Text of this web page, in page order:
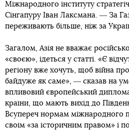
Міжнародного інституту
Сінгапуру Іван Лаксмана. ― За
переживають більше, ніж за
Загалом, Азія не вважає
«своєю», ідеться у статті. «Є
регіону вже хочуть, щоб війна
байдуже як саме», ― сказав на
впливовий європейський
країни, що мають вихід до
Всупереч нормам міжнародного
своїм «за історичним правом» і